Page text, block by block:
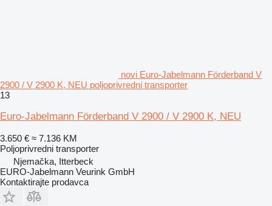
novi Euro-Jabelmann Förderband V
2900 / V 2900 K, NEU poljoprivredni transporter
13
Euro-Jabelmann Förderband V 2900 / V 2900 K, NEU
3.650 € ≈ 7.136 KM
Poljoprivredni transporter
Njemačka, Itterbeck
EURO-Jabelmann Veurink GmbH
Kontaktirajte prodavca